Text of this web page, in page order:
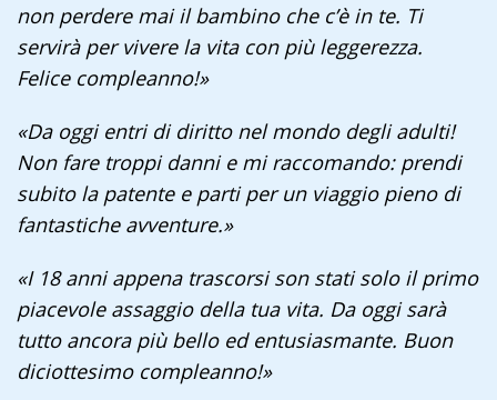
non perdere mai il bambino che c’è in te. Ti
servirà per vivere la vita con più leggerezza.
Felice compleanno!»
«Da oggi entri di diritto nel mondo degli adulti!
Non fare troppi danni e mi raccomando: prendi
subito la patente e parti per un viaggio pieno di
fantastiche avventure.»
«I 18 anni appena trascorsi son stati solo il primo
piacevole assaggio della tua vita. Da oggi sarà
tutto ancora più bello ed entusiasmante. Buon
diciottesimo compleanno!»